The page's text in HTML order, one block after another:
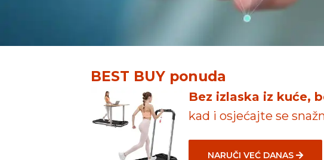
BEST BUY ponuda
Bez izlaska iz kuće,
kad i osjećajte se
NARUČI VEĆ DANAS